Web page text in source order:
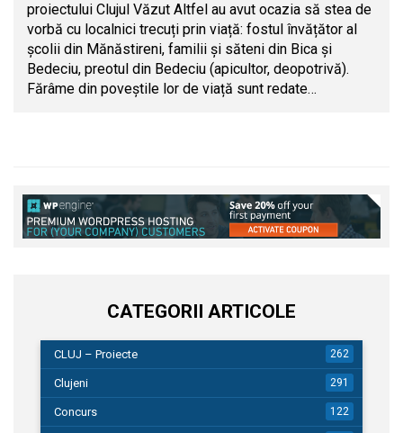
proiectului Clujul Văzut Altfel au avut ocazia să stea de
vorbă cu localnici trecuți prin viață: fostul învățător al
școlii din Mănăstireni, familii și săteni din Bica și
Bedeciu, preotul din Bedeciu (apicultor, deopotrivă).
Fărâme din poveștile lor de viață sunt redate…
CATEGORII ARTICOLE
CLUJ – Proiecte 262
Clujeni 291
Concurs 122